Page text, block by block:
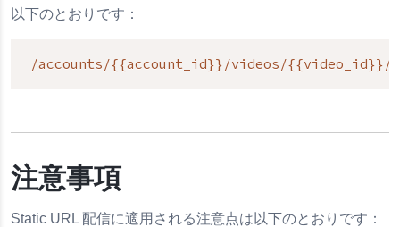
以下のとおりです：
/accounts/{{account_id}}/videos/{{video_id}}/
注意事項
Static URL 配信に適用される注意点は以下のとおりです：